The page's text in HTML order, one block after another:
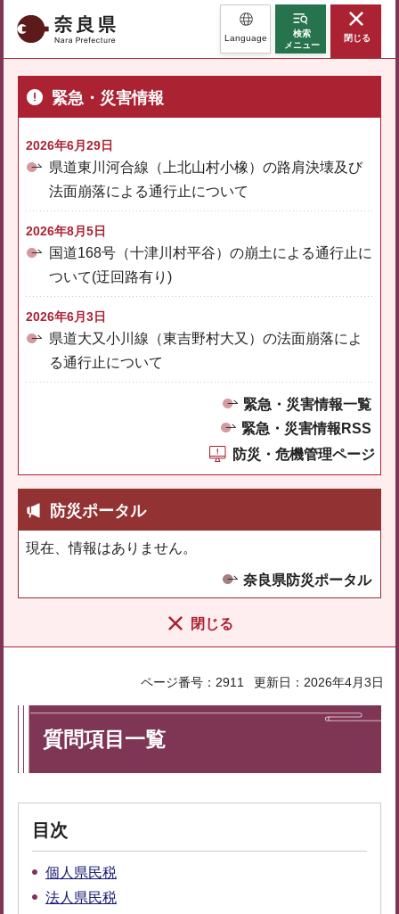
奈良県 Language
検索
メニュー
閉じる
緊急・災害情報
2026年6月29日
県道東川河合線（上北山村小橡）の路肩決壊及び
法面崩落による通行止について
2026年8月5日
国道168号（十津川村平谷）の崩土による通行止に
ついて(迂回路有り)
2026年6月3日
県道大又小川線（東吉野村大又）の法面崩落によ
る通行止について
緊急・災害情報一覧
緊急・災害情報RSS
防災・危機管理ページ
防災ポータル
現在、情報はありません。
奈良県防災ポータル
閉じる
ページ番号：2911 更新日：2026年4月3日
質問項目一覧
目次
個人県民税
法人県民税